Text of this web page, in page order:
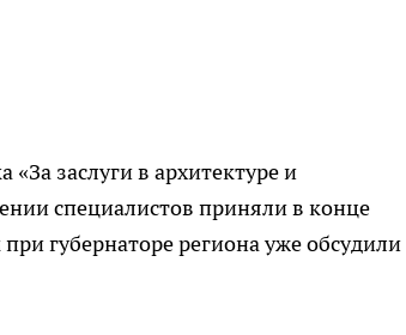
«За заслуги в архитектуре и
специалистов приняли в конце
губернаторе региона уже обсудили